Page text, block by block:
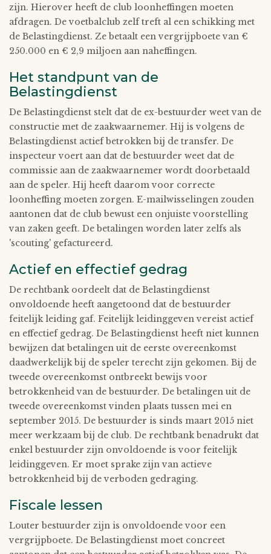
zijn. Hierover heeft de club loonheffingen moeten
afdragen. De voetbalclub zelf treft al een schikking met
de Belastingdienst. Ze betaalt een vergrijpboete van €
250.000 en € 2,9 miljoen aan naheffingen.
Het standpunt van de
Belastingdienst
De Belastingdienst stelt dat de ex-bestuurder weet van de
constructie met de zaakwaarnemer. Hij is volgens de
Belastingdienst actief betrokken bij de transfer. De
inspecteur voert aan dat de bestuurder weet dat de
commissie aan de zaakwaarnemer wordt doorbetaald
aan de speler. Hij heeft daarom voor correcte
loonheffing moeten zorgen. E-mailwisselingen zouden
aantonen dat de club bewust een onjuiste voorstelling
van zaken geeft. De betalingen worden later zelfs als
'scouting' gefactureerd.
Actief en effectief gedrag
De rechtbank oordeelt dat de Belastingdienst
onvoldoende heeft aangetoond dat de bestuurder
feitelijk leiding gaf. Feitelijk leidinggeven vereist actief
en effectief gedrag. De Belastingdienst heeft niet kunnen
bewijzen dat betalingen uit de eerste overeenkomst
daadwerkelijk bij de speler terecht zijn gekomen. Bij de
tweede overeenkomst ontbreekt bewijs voor
betrokkenheid van de bestuurder. De betalingen uit de
tweede overeenkomst vinden plaats tussen mei en
september 2015. De bestuurder is sinds maart 2015 niet
meer werkzaam bij de club. De rechtbank benadrukt dat
enkel bestuurder zijn onvoldoende is voor feitelijk
leidinggeven. Er moet sprake zijn van actieve
betrokkenheid bij de verboden gedraging.
Fiscale lessen
Louter bestuurder zijn is onvoldoende voor een
vergrijpboete. De Belastingdienst moet concreet